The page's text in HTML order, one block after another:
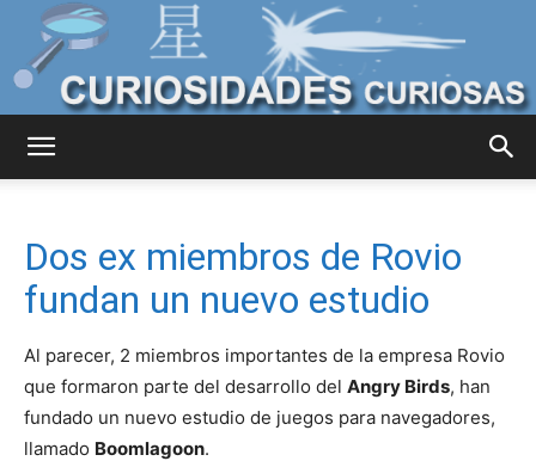
Curiosas
del
Dos ex miembros de Rovio
fundan un nuevo estudio
Al parecer, 2 miembros importantes de la empresa Rovio
que formaron parte del desarrollo del Angry Birds, han
fundado un nuevo estudio de juegos para navegadores,
llamado Boomlagoon.